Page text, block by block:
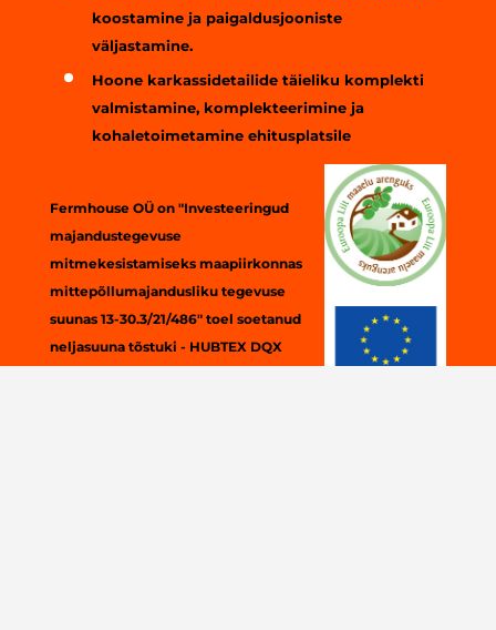
koostamine ja paigaldusjooniste
väljastamine.
Hoone karkassidetailide täieliku komplekti
valmistamine, komplekteerimine ja
kohaletoimetamine ehitusplatsile
Fermhouse OÜ on "Investeeringud
majandustegevuse
mitmekesistamiseks maapiirkonnas
mittepõllumajandusliku tegevuse
suunas 13-30.3/21/486" toel soetanud
neljasuuna tõstuki - HUBTEX DQX